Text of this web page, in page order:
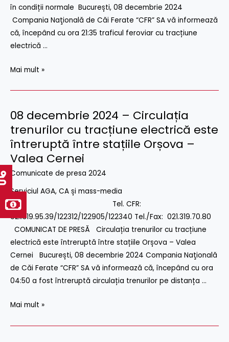
în condiții normale București, 08 decembrie 2024
Compania Naţională de Căi Ferate “CFR” SA vă informează
că, începând cu ora 21:35 traficul feroviar cu tracțiune
electrică …
Orsova
–
Valea
Cernei
fost
conditii
normale
Mai mult »
08 decembrie 2024 – Circulația
trenurilor cu tracțiune electrică este
întreruptă între stațiile Orșova –
Valea Cernei
Comunicate de presa 2024
Serviciul AGA, CA și mass-media
Tel. CFR:
021.319.95.39/122312/122905/122340 Tel./Fax: 021.319.70.80
COMUNICAT DE PRESĂ Circulația trenurilor cu tracțiune
electrică este întreruptă între stațiile Orșova – Valea
Cernei București, 08 decembrie 2024 Compania Naţională
de Căi Ferate “CFR” SA vă informează că, începând cu ora
04:50 a fost întreruptă circulația trenurilor pe distanța …
08
decembrie
2024
–
Circulația
trenurilor
cu
tracțiune
electrică
este
întreruptă
între
stațiile
Orșova
Valea
Mai mult »